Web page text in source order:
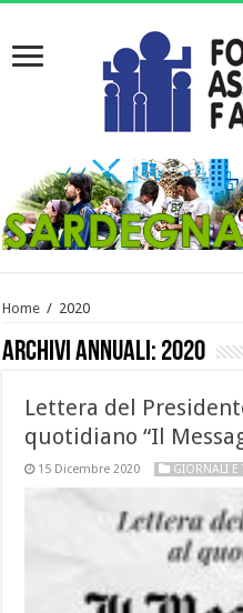
Home / 2020
Archivi annuali: 2020
Lettera del
quotidiano “Il
15 Dicembre 2020 GIORNALI E